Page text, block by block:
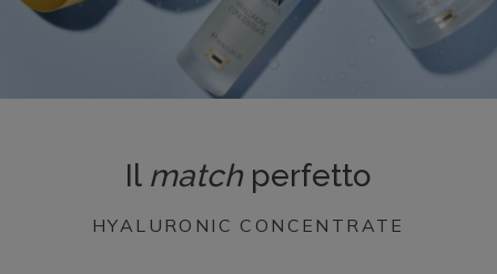
Il match perfetto
HYALURONIC CONCENTRATE